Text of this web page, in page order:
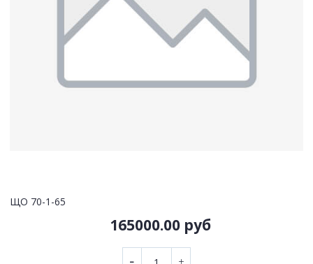
ЩО 70-1-65
165000.00 руб